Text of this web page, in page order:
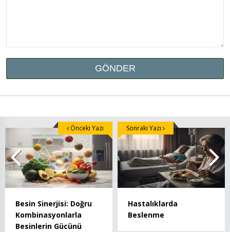
Besin Sinerjisi: Doğru
Kombinasyonlarla
Besinlerin Gücünü
Önceki Yazı
Hastalıklarda
Beslenme
Sonraki Yazı